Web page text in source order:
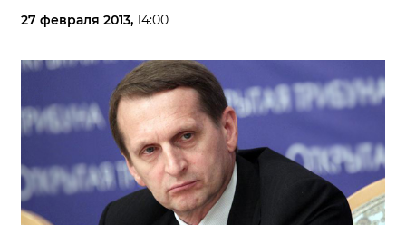
27 февраля 2013, 14:00